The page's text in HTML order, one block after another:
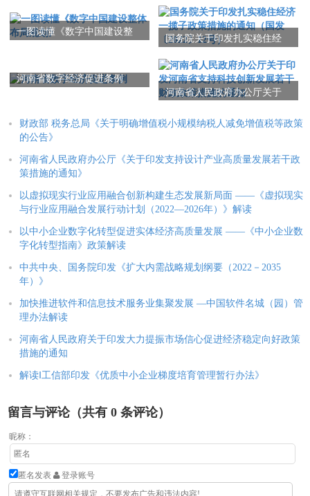
一图读懂《数字中国建设整
国务院关于印发扎实稳住经
（国发〔2022〕12号）
河南省数字经济促进条例
河南省人民政府办公厅关于
展若干财政政策措施的通知
财政部 税务总局《关于明确增值税小规模纳税人减免增值税等政策
的公告》
河南省人民政府办公厅《关于印发支持设计产业高质量发展若干政
策措施的通知》
以虚拟现实行业应用融合创新构建生态发展新局面 ——《虚拟现实
与行业应用融合发展行动计划（2022—2026年）》解读
以中小企业数字化转型促进实体经济高质量发展 ——《中小企业数
字化转型指南》政策解读
中共中央、国务院印发《扩大内需战略规划纲要（2022－2035
年）》
加快推进软件和信息技术服务业集聚发展 —中国软件名城（园）管
理办法解读
河南省人民政府关于印发大力提振市场信心促进经济稳定向好政策
措施的通知
解读‖工信部印发《优质中小企业梯度培育管理暂行办法》
留言与评论（共有 0 条评论）
昵称：
匿名发表 登录账号